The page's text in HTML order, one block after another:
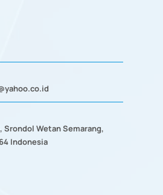
Srondol Wetan Semarang,
Indonesia